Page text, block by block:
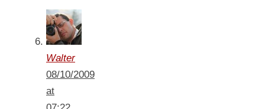
Walter
08/10/2009
at